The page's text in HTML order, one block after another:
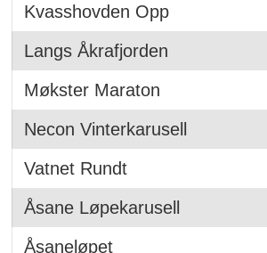
Kvasshovden Opp
Langs Åkrafjorden
Møkster Maraton
Necon Vinterkarusell
Vatnet Rundt
Åsane Løpekarusell
Åsaneløpet